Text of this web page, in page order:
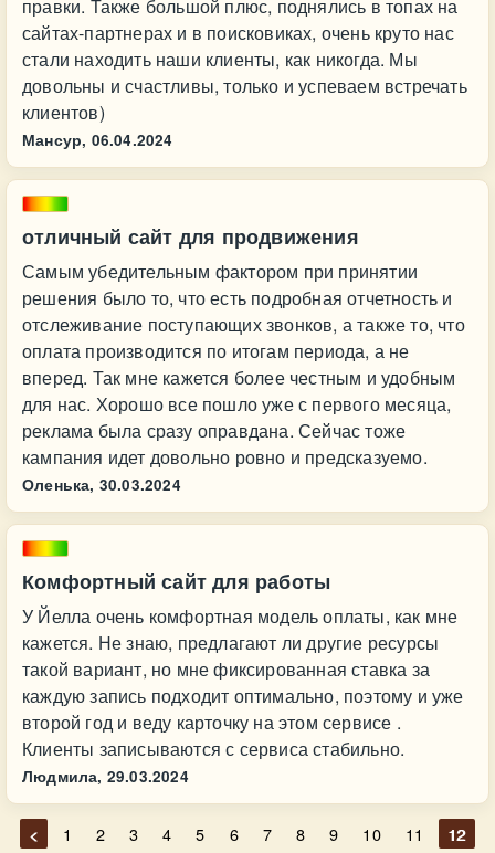
правки. Также большой плюс, поднялись в топах на
сайтах-партнерах и в поисковиках, очень круто нас
стали находить наши клиенты, как никогда. Мы
довольны и счастливы, только и успеваем встречать
клиентов)
Мансур, 06.04.2024
отличный сайт для продвижения
Самым убедительным фактором при принятии
решения было то, что есть подробная отчетность и
отслеживание поступающих звонков, а также то, что
оплата производится по итогам периода, а не
вперед. Так мне кажется более честным и удобным
для нас. Хорошо все пошло уже с первого месяца,
реклама была сразу оправдана. Сейчас тоже
кампания идет довольно ровно и предсказуемо.
Оленька, 30.03.2024
Комфортный сайт для работы
У Йелла очень комфортная модель оплаты, как мне
кажется. Не знаю, предлагают ли другие ресурсы
такой вариант, но мне фиксированная ставка за
каждую запись подходит оптимально, поэтому и уже
второй год и веду карточку на этом сервисе .
Клиенты записываются с сервиса стабильно.
Людмила, 29.03.2024
< 1 2 3 4 5 6 7 8 9 10 11
12